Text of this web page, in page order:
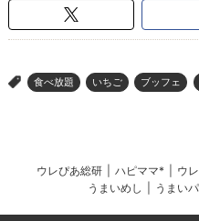
> 食べ放題 いちご ブッフェ
ウレぴあ総研 ハピママ* ウ
うまいめし
うまい